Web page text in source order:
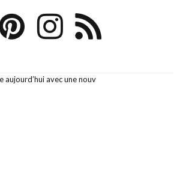
aujourd’hui avec une nouv